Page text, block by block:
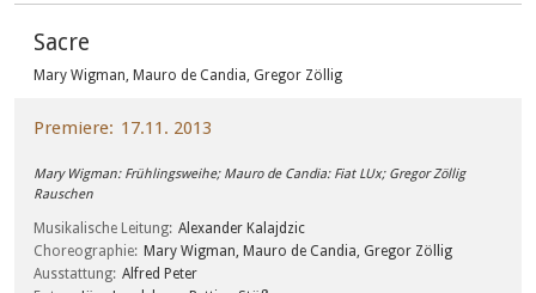
Sacre
Mary Wigman, Mauro de Candia, Gregor Zöllig
Premiere 17.11. 2013
Mary Wigman: Frühlingsweihe; Mauro de Candia: Fiat LUx; Gregor Zöllig
Rauschen
Musikalische Leitung Alexander Kalajdzic
Choreographie Mary Wigman, Mauro de Candia, Gregor Zöllig
Ausstattung Alfred Peter